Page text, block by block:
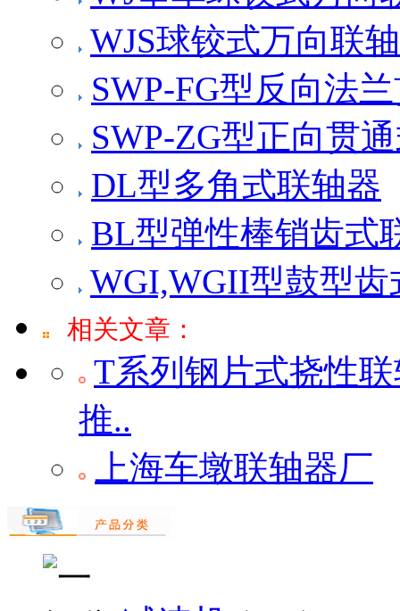
WJS球铰式万向联
SWP-FG型反向法
SWP-ZG型正向贯
DL型多角式联轴器
BL型弹性棒销齿式
WGI,WGII型鼓型齿
相关文章：
T系列钢片式挠性
推..
上海车墩联轴器厂